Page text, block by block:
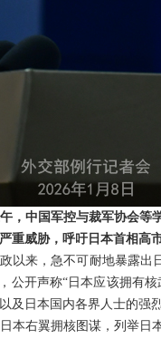
，中国军控与裁军协会等
重威胁，呼吁日本首相高
以来，急不可耐地暴露出
公开声称“日本应该拥有
及日本国内各界人士的强
本右翼拥核图谋，列举日